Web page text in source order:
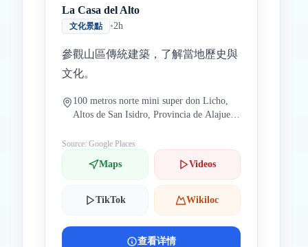
La Casa del Alto
文化景點 •2h
參觀山區傳統建築，了解當地歷史與
文化。
100 metros norte mini super don Licho,
Altos de San Isidro, Provincia de Alajuela,
黎加
Source: Google Places
Maps Videos
TikTok Wikiloc
查看详情